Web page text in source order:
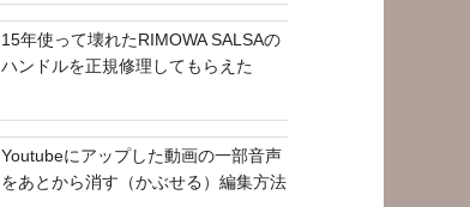
15年使って壊れたRIMOWA SALSAの
ハンドルを正規修理してもらえた
Youtubeにアップした動画の一部音声
をあとから消す（かぶせる）編集方法